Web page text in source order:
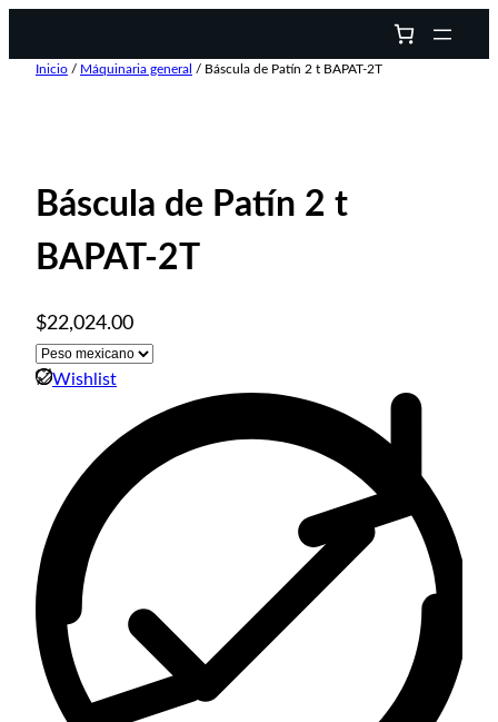
Inicio / Máquinaria general / Báscula de Patín 2 t BAPAT-2T
Báscula de Patín 2 t
BAPAT-2T
$22,024.00
Wishlist